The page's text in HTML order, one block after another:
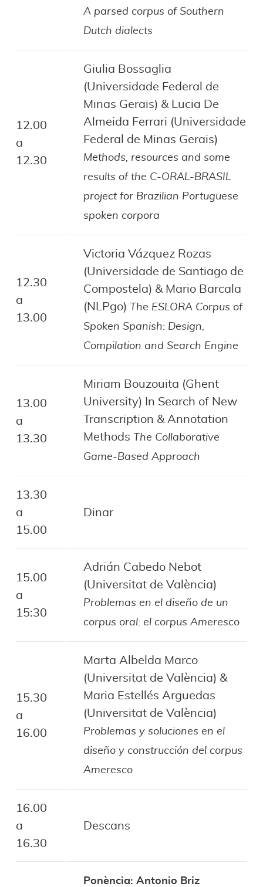
A parsed corpus of Southern
Dutch dialects
12.00
a
12.30
Giulia Bossaglia
(Universidade Federal de
Minas Gerais) & Lucia De
Almeida Ferrari (Universidade
Federal de Minas Gerais)
Methods, resources and some
results of the C-ORAL-BRASIL
project for Brazilian Portuguese
spoken corpora
12.30
a
13.00
Victoria Vázquez Rozas
(Universidade de Santiago de
Compostela) & Mario Barcala
(NLPgo) The ESLORA Corpus of
Spoken Spanish: Design,
Compilation and Search Engine
13.00
a
13.30
Miriam Bouzouita (Ghent
University) In Search of New
Transcription & Annotation
Methods The Collaborative
Game-Based Approach
13.30
a
15.00
Dinar
15.00
a
15:30
Adrián Cabedo Nebot
(Universitat de València)
Problemas en el diseño de un
corpus oral: el corpus Ameresco
15.30
a
16.00
Marta Albelda Marco
(Universitat de València) &
Maria Estellés Arguedas
(Universitat de València)
Problemas y soluciones en el
diseño y construcción del corpus
Ameresco
16.00
a
16.30
Descans
Ponència: Antonio Briz